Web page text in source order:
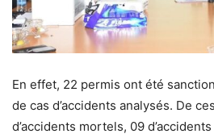
En effet, 22 permis ont été
de cas d’accidents analysés. De
d’accidents mortels, 09